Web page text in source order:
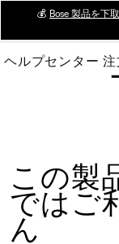
Main
💰 Bose 製品を下
ヘルプセンター 注
この製
ではご
ん